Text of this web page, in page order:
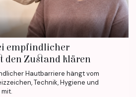
empfindlicher
den Zustand klären
Hautbarriere hängt vom
Technik, Hygiene und